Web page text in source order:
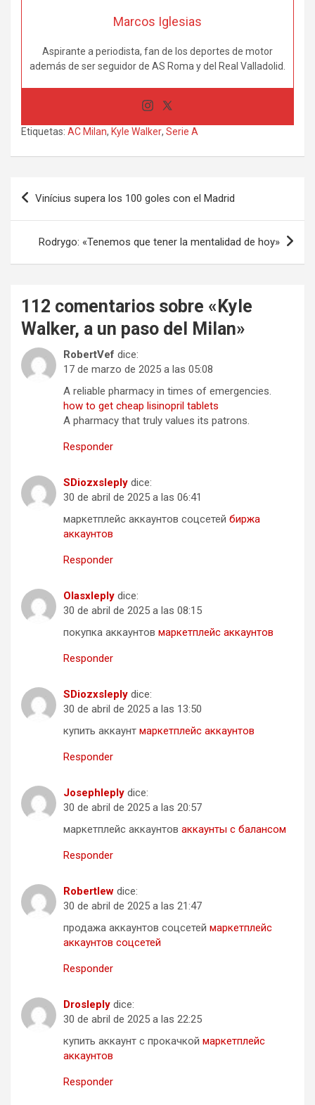
Marcos Iglesias
Aspirante a periodista, fan de los deportes de motor
además de ser seguidor de AS Roma y del Real Valladolid.
Etiquetas: AC Milan, Kyle Walker, Serie A
Navegación
Vinícius supera los 100 goles con el Madrid
Rodrygo: «Tenemos que tener la mentalidad de hoy»
112 comentarios sobre « Kyle
Walker, a un paso del Milan»
RobertVef dice:
17 de marzo de 2025 a las 05:08
A reliable pharmacy in times of emergencies.
how to get cheap lisinopril tablets
A pharmacy that truly values its patrons.
Responder
SDiozxsleply dice:
30 de abril de 2025 a las 06:41
маркетплейс аккаунтов соцсетей биржа
аккаунтов
Responder
Olasxleply dice:
30 de abril de 2025 a las 08:15
покупка аккаунтов маркетплейс аккаунтов
Responder
SDiozxsleply dice:
30 de abril de 2025 a las 13:50
купить аккаунт маркетплейс аккаунтов
Responder
Josephleply dice:
30 de abril de 2025 a las 20:57
маркетплейс аккаунтов аккаунты с балансом
Responder
Robertlew dice:
30 de abril de 2025 a las 21:47
продажа аккаунтов соцсетей маркетплейс
аккаунтов соцсетей
Responder
Drosleply dice:
30 de abril de 2025 a las 22:25
купить аккаунт с прокачкой маркетплейс
аккаунтов
Responder